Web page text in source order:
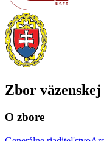
Zbor
O zbore